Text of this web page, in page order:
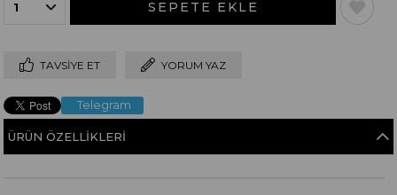
TAVSIYE ET YORUM YAZ
Telegram
ÜRÜN ÖZELLIKLERI